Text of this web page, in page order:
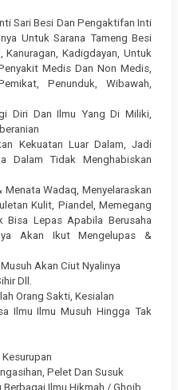
Sari Besi Dan Pengaktifan Inti
Untuk Sarana Tameng Besi
Kanuragan, Kadigdayan, Untuk
Medis Dan Non Medis,
Penunduk, Wibawah,
Diri Dan Ilmu Yang Di Miliki,
Kekuatan Luar Dalam, Jadi
Dalam Tidak Menghabiskan
Wadaq, Menyelaraskan
Kulit, Piandel, Memegang
Bisa Lepas Apabila Berusaha
Akan Ikut Mengelupas &
Akan Ciut Nyalinya
Dll.
Orang Sakti, Kesialan
Ilmu Ilmu Musuh Hingga Tak
Pelet Dan Susuk
Ilmu Hikmah / Ghoib